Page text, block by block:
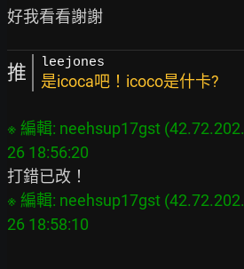
推 leejones
是icoca吧！icoco是什卡?
※ 編輯: neehsup17gst
※ 編輯: neehsup17gst